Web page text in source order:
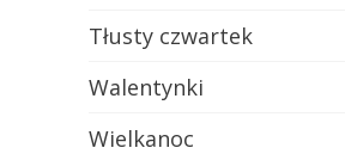
Tłusty czwartek
Walentynki
Wielkanoc